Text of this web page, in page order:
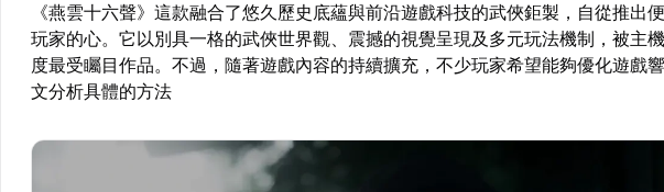
《燕雲十六聲》這款融合了悠久歷史底蘊與前沿遊戲科技的武俠鉅製，自從推出
玩家的心。它以別具一格的武俠世界觀、震撼的視覺呈現及多元玩法機制，被主
度最受矚目作品。不過，隨著遊戲內容的持續擴充，不少玩家希望能夠優化遊戲
文分析具體的方法